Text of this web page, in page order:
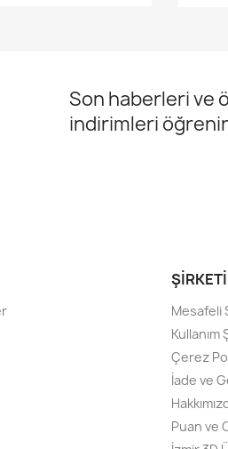
Son haberleri ve
indirimleri
Mesafeli
Kullanım
Çerez
İade ve
Puan ve